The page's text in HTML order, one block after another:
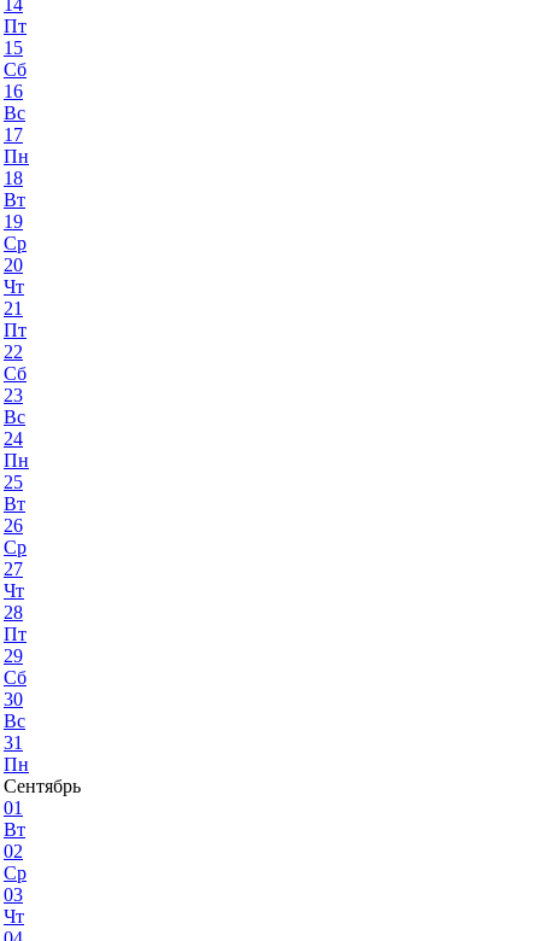
14
Пт
15
Сб
16
Вс
17
Пн
18
Вт
19
Ср
20
Чт
21
Пт
22
Сб
23
Вс
24
Пн
25
Вт
26
Ср
27
Чт
28
Пт
29
Сб
30
Вс
31
Пн
Сентябрь
01
Вт
02
Ср
03
Чт